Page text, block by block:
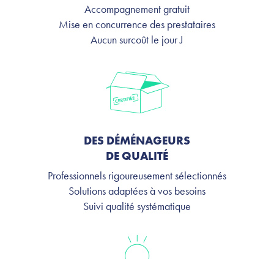
Accompagnement gratuit
Mise en concurrence des prestataires
Aucun surcoût le jour J
DES DÉMÉNAGEURS
DE QUALITÉ
Professionnels rigoureusement sélectionnés
Solutions adaptées à vos besoins
Suivi qualité systématique